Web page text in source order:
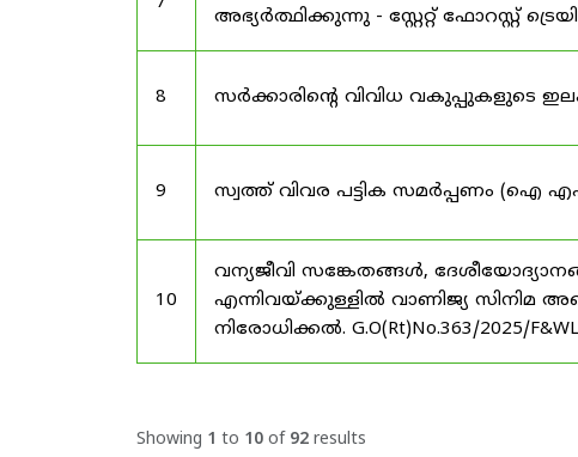
അഭ്യർത്ഥിക്കുന്നു - സ്റ്റേറ്റ് ഫോറസ്റ്റ്
8 സർക്കാരിന്റെ വിവിധ വകുപ്പുകളുടെ
9 സ്വത്ത് വിവര പട്ടിക സമർപ്പണം (ഐ
10
വന്യജീവി സങ്കേതങ്ങൾ,
എന്നിവയ്ക്കുള്ളിൽ വാണിജ്യ സിനിമ
നിരോധിക്കൽ. G.O(Rt)No.363/2025/
Showing 1 to 10 of 92 results